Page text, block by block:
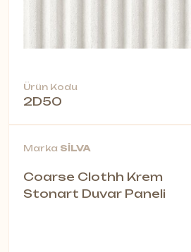
Ürün Kodu
2D50
Marka SİLVA
Coarse Clothh Krem
Stonart Duvar Paneli